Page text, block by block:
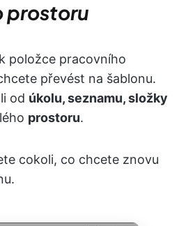
prostoru
položce pracovního
převést na šablonu.
od úkolu, seznamu, složky
prostoru.
cokoli, co chcete znovu